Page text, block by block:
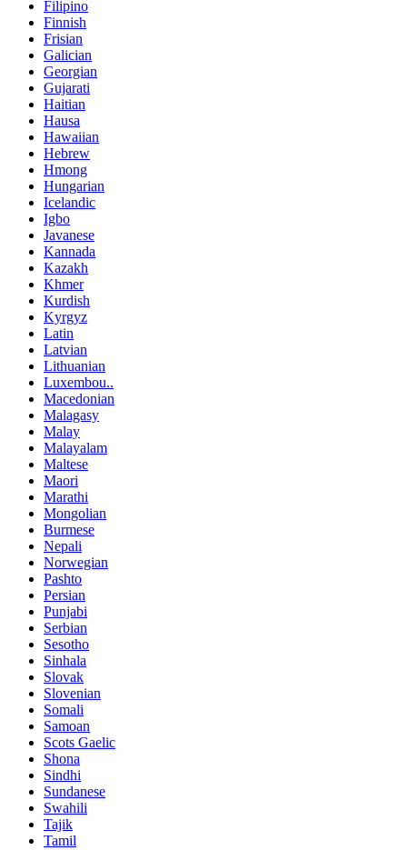
Filipino
Finnish
Frisian
Galician
Georgian
Gujarati
Haitian
Hausa
Hawaiian
Hebrew
Hmong
Hungarian
Icelandic
Igbo
Javanese
Kannada
Kazakh
Khmer
Kurdish
Kyrgyz
Latin
Latvian
Lithuanian
Luxembou..
Macedonian
Malagasy
Malay
Malayalam
Maltese
Maori
Marathi
Mongolian
Burmese
Nepali
Norwegian
Pashto
Persian
Punjabi
Serbian
Sesotho
Sinhala
Slovak
Slovenian
Somali
Samoan
Scots Gaelic
Shona
Sindhi
Sundanese
Swahili
Tajik
Tamil